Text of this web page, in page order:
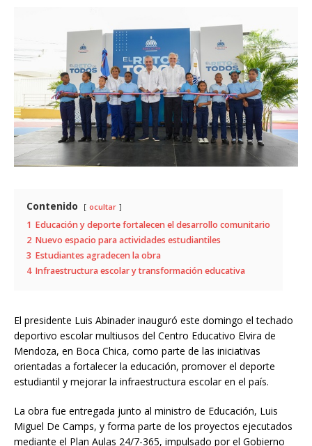
Contenido ocultar
1 Educación y deporte fortalecen el desarrollo comunitario
2 Nuevo espacio para actividades estudiantiles
3 Estudiantes agradecen la obra
4 Infraestructura escolar y transformación educativa
El presidente Luis Abinaderinauguró este domingo el techado
deportivo escolar multiusos del Centro Educativo Elvira de
Mendoza, en Boca Chica, como parte de las iniciativas
orientadas a fortalecer la educación, promover el deporte
estudiantil y mejorar la infraestructura escolar en el país.
La obra fue entregada junto al ministro de Educación, Luis
Miguel De Camps, y forma parte de los proyectos ejecutados
mediante el Plan Aulas 24/7-365, impulsado por el Gobierno